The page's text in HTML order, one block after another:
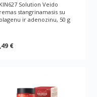
Solution Veido
stangrinamasis su
ir adenozinu, 50 g
€